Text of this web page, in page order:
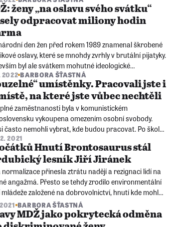
ženy „na oslavu svého svátku“
odpracovat miliony hodin
den žen před rokem 1989 znamenal škrobené
oslavy, které se mnohdy zvrhly v brutální pijatyky.
byl ale svátkem mohutné ideologické
Oslava žen znamenala ve skutečnosti jejich
vykořisťování.
2022 BARBORA ŠŤASTNÁ
umístěnky. Pracovali jste i
na které jste vůbec nechtěli
zaměstnanosti byla v komunistickém
vykoupena omezením osobní svobody.
často nemohli vybrat, kde budou pracovat. Po škole
umístěnku, která je za prací poslala i stovky
od domova.
2021
Hnutí Brontosaurus stál
lesník Jiří Jiránek
normalizace přinesla ztrátu nadějí a rezignaci lidí na
angažmá. Přesto se tehdy zrodilo environmentální
založené na dobrovolnictví, hnutí kde mohla
komunisty devastovaného životního prostředí.
BARBORA ŠŤASTNÁ
MDŽ jako pokrytecká odměna